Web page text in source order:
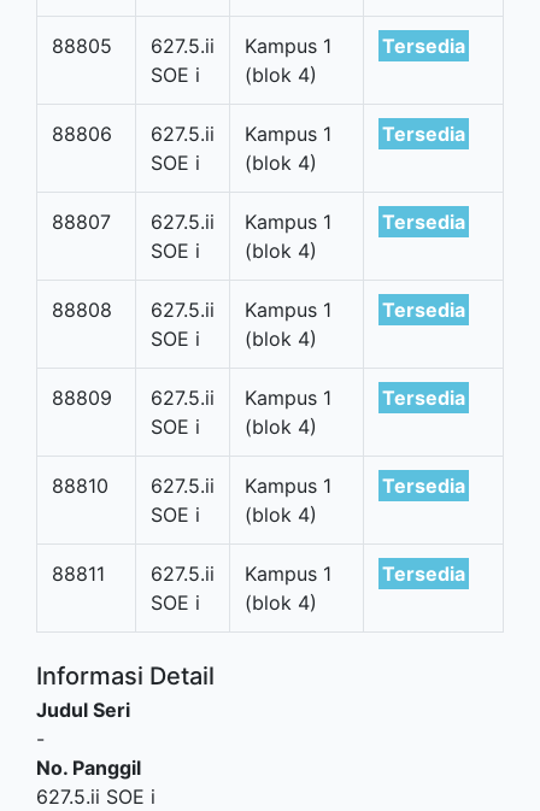
88805
627.5.ii
SOE i
Kampus 1
(blok 4)
Tersedia
88806
627.5.ii
SOE i
Kampus 1
(blok 4)
Tersedia
88807
627.5.ii
SOE i
Kampus 1
(blok 4)
Tersedia
88808
627.5.ii
SOE i
Kampus 1
(blok 4)
Tersedia
88809
627.5.ii
SOE i
Kampus 1
(blok 4)
Tersedia
88810
627.5.ii
SOE i
Kampus 1
(blok 4)
Tersedia
88811
627.5.ii
SOE i
Kampus 1
(blok 4)
Tersedia
Informasi Detail
Judul Seri
-
No. Panggil
627.5.ii SOE i